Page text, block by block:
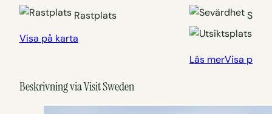
Rastplats
Visa på karta
Läs merVisa på
Beskrivning via Visit Sweden